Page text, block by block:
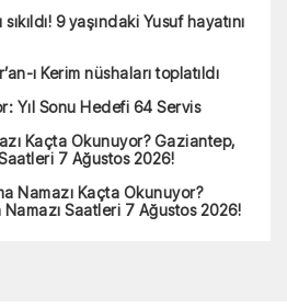
9 yaşındaki Yusuf hayatını
ı Kerim nüshaları toplatıldı
Yıl Sonu Hedefi 64 Servis
Kaçta Okunuyor? Gaziantep,
7 Ağustos 2026!
Namazı Kaçta Okunuyor?
Saatleri 7 Ağustos 2026!